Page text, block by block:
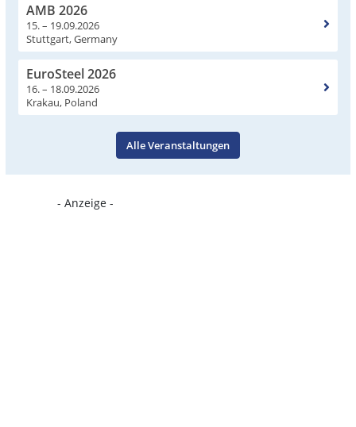
AMB 2026
15. – 19.09.2026
Stuttgart, Germany
EuroSteel 2026
16. – 18.09.2026
Krakau, Poland
Alle Veranstaltungen
- Anzeige -